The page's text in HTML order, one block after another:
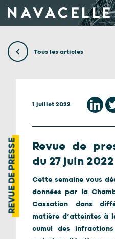
Tous les articles
REVUE DE PRESSE
1 juillet 2022
Revue de
du 27 juin 2022
Cette semaine vous
données par la
Cassation dans
matière d’atteintes à
cumul des